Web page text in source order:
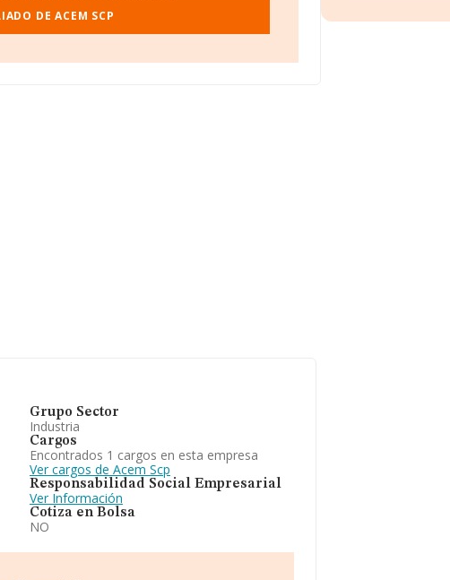
DE ACEM SCP
Grupo Sector
Industria
Cargos
Encontrados 1 cargos en esta empresa
Ver cargos de Acem Scp
Responsabilidad Social Empresarial
Ver Información
Cotiza en Bolsa
NO